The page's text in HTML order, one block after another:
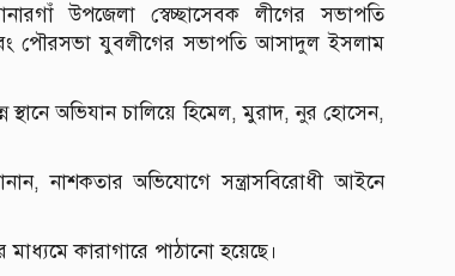
উপজেলা স্বেচ্ছাসেবক লীগের সভাপতি
পৌরসভা যুবলীগের সভাপতি আসাদুল ইসলাম
অভিযান চালিয়ে হিমেল, মুরাদ, নুর হোসেন,
নাশকতার অভিযোগে সন্ত্রাসবিরোধী আইনে
কারাগারে পাঠানো হয়েছে।